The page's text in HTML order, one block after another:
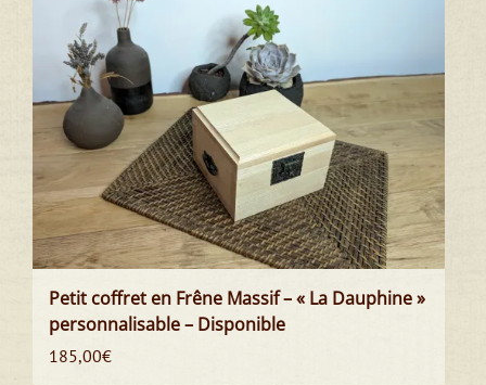
Petit coffret en Frêne Massif – « La Dauphine »
personnalisable – Disponible
185,00€